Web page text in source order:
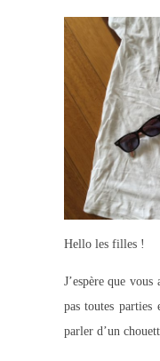
Hello les filles !
J’espère que
pas toutes parties
parler d’un